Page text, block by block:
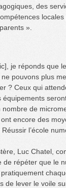
des
».
je réponds que
pouvons plus
? Ceux qui
de
encore des
l’école
Luc Chatel,
répéter que le
de lever le voile